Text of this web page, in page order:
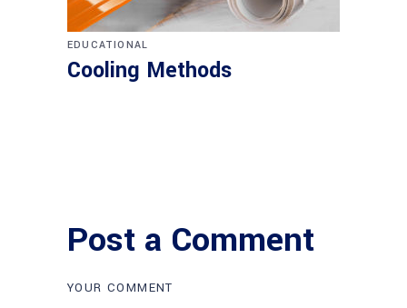
EDUCATIONAL
Cooling Methods
Post a Comment